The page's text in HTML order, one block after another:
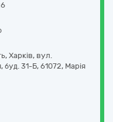
, Харків, вул.
буд. 31-Б, 61072, Марія